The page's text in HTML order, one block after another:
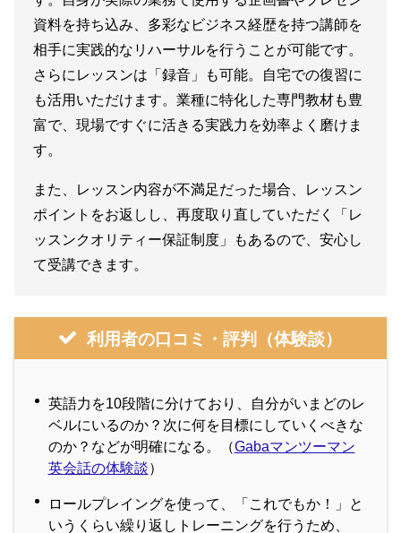
資料を持ち込み、多彩なビジネス経歴を持つ講師を
相手に実践的なリハーサルを行うことが可能です。
さらにレッスンは「録音」も可能。自宅での復習に
も活用いただけます。業種に特化した専門教材も豊
富で、現場ですぐに活きる実践力を効率よく磨けま
す。
また、レッスン内容が不満足だった場合、レッスン
ポイントをお返しし、再度取り直していただく「レ
ッスンクオリティー保証制度」もあるので、安心し
て受講できます。
利用者の口コミ・評判（体験談）
英語力を10段階に分けており、自分がいまどのレ
ベルにいるのか？次に何を目標にしていくべきな
のか？などが明確になる。（Gabaマンツーマン
英会話の体験談）
ロールプレイングを使って、「これでもか！」と
いうくらい繰り返しトレーニングを行うため、